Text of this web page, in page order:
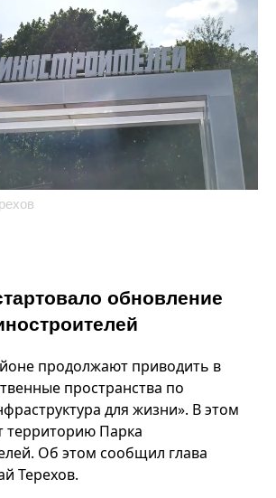
обновление
продолжают приводить в
пространства по
для жизни». В этом
территорию Парка
Об этом сообщил глава
Терехов.